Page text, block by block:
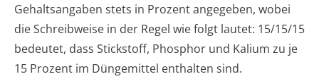
Gehaltsangaben stets in Prozent angegeben, wobei
die Schreibweise in der Regel wie folgt lautet: 15/15/15
bedeutet, dass Stickstoff, Phosphor und Kalium zu je
15 Prozent im Düngemittel enthalten sind.